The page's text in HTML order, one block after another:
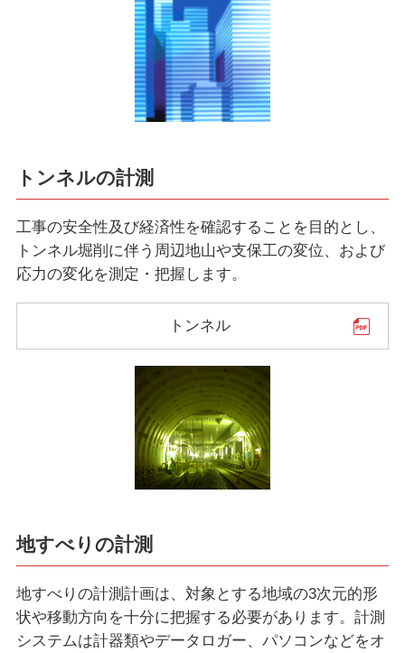
トンネルの計測
工事の安全性及び経済性を確認することを目的とし、
トンネル堀削に伴う周辺地山や支保工の変位、および
応力の変化を測定・把握します。
トンネル
地すべりの計測
地すべりの計測計画は、対象とする地域の3次元的形
状や移動方向を十分に把握する必要があります。計測
システムは計器類やデータロガー、パソコンなどをオ